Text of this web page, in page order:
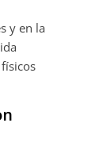
y en la